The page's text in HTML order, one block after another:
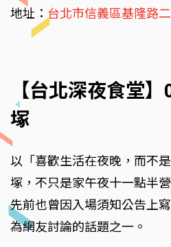
地址： 台北市信義區基隆路
【台北深夜食堂
塚
以「喜歡生活在夜晚，而不
塚，不只是家午夜十一點半
先前也曾因入場須知公告上
為網友討論的話題之一。